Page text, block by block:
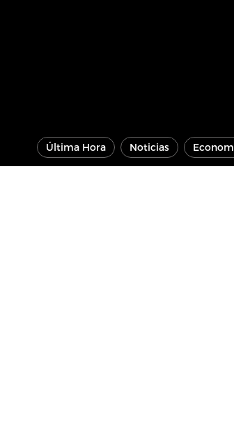
Última Hora Noticias